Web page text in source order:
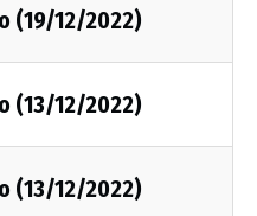
(19/12/2022)
(13/12/2022)
(13/12/2022)